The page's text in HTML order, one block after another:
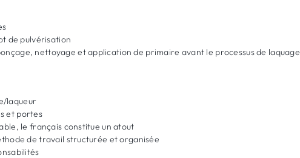
de pulvérisation
nettoyage et application de primaire avant le processus de laquage
laqueur
et portes
le français constitue un atout
de travail structurée et organisée